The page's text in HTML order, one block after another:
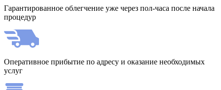
Гарантированное облегчение уже через пол-часа после начала
процедур
Оперативное прибытие по адресу и оказание необходимых
услуг